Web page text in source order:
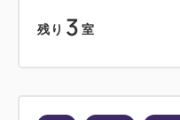
残り 3 室